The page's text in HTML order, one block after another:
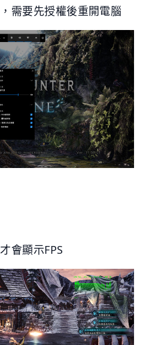
需要先授權後重開電腦
會顯示FPS